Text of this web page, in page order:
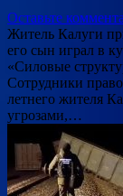
Оставьте
Житель Калуги
его сын играл в
«Силовые
Сотрудники
летнего жителя
угрозами,…